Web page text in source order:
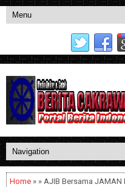
Home » » AJIB Bersama